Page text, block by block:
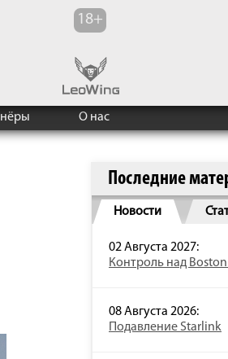
О нас
Последние
Новости
02 Августа 2027:
Контроль над
08 Августа 2026:
Подавление Starlink